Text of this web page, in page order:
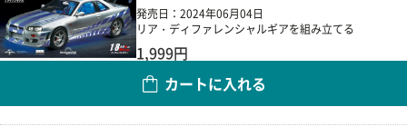
発売日：2024年06月04日
リア・ディファレンシャルギアを組み立てる
1,999円
カートに入れる